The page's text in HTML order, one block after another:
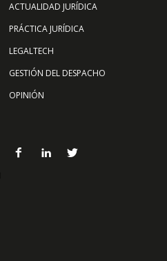
ACTUALIDAD JURÍDICA
PRÁCTICA JURÍDICA
LEGALTECH
GESTIÓN DEL DESPACHO
OPINIÓN